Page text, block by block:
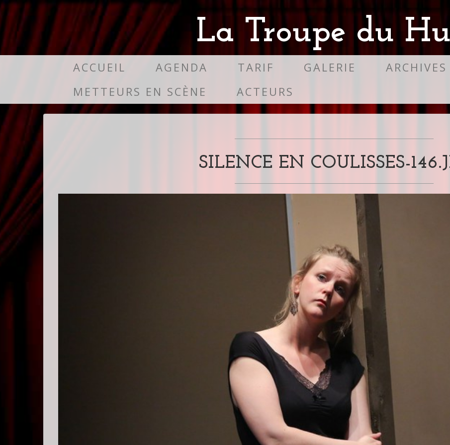
La Troupe du
ACCUEIL AGENDA TARIF GALERIE ARCHIVES
METTEURS EN SCÈNE
ACTEURS
SILENCE EN COULISSES-